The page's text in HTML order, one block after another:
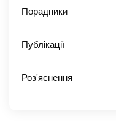
Порадники
Публікації
Роз'яснення